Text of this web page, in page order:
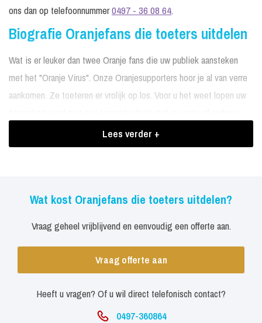
ons dan op telefoonnummer0497 - 36 08 64.
Biografie Oranjefans die toeters uitdelen
Wat is er leuker dan twee Oranje fans die uw publiek aansteken
met het "Oranje Virus". Onze Oranjesupporters hoor je al van verre
aankomen. Ze toeteren er vrolijk op los. Voor u het weet lopen uw
Boekingen Oranjefans die toeters
Oranjesupporters delen toeters uit inclusief:
2 Oranjesupporters
3000 toeters (van karton)
De toeters kunnen bedrukt worden met uw logo en tekst.
Lees verder +
Wat kost Oranjefans die toeters uitdelen?
Vraag geheel vrijblijvend en eenvoudig een offerte aan.
Vraag offerte aan
Heeft u vragen? Of u wil direct telefonisch contact?
0497-360864